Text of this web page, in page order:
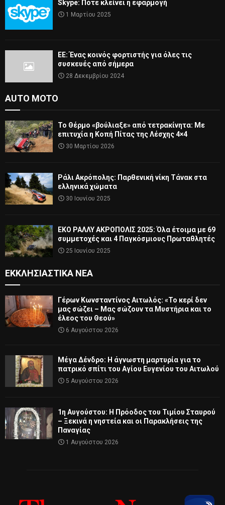
Skype: Πότε κλείνει η εφαρμογή
1 Μαρτίου 2025
ΕΕ: Ένας κοινός φορτιστής για όλες τις
συσκευές από σήμερα
28 Δεκεμβρίου 2024
AUTO MOTO
Το Θέρμο «βούλιαξε» από τετρακίνητα: Με
επιτυχία η Κοπή Πίτας της Λέσχης 4×4
30 Μαρτίου 2026
Ράλι Ακρόπολης: Παρθενική νίκη Τάνακ στα
ελληνικά χώματα
30 Ιουνίου 2025
ΕΚΟ ΡΑΛΛΥ ΑΚΡΟΠΟΛΙΣ 2025: Όλα έτοιμα με 69
συμμετοχές και 4 Παγκόσμιους Πρωταθλητές
25 Ιουνίου 2025
ΕΚΚΛΗΣΙΑΣΤΙΚΆ ΝΈΑ
Γέρων Κωνσταντίνος Αιτωλός: «Το κερί δεν
μας σώζει – Μας σώζουν τα Μυστήρια και το
έλεος του Θεού»
6 Αυγούστου 2026
Μέγα Δένδρο: Η άγνωστη μαρτυρία για το
πατρικό σπίτι του Αγίου Ευγενίου του Αιτωλού
5 Αυγούστου 2026
1η Αυγούστου: Η Πρόοδος του Τιμίου Σταυρού
– Ξεκινά η νηστεία και οι Παρακλήσεις της
Παναγίας
1 Αυγούστου 2026